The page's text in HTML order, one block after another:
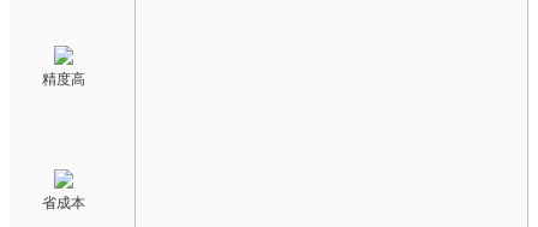
精度高
省成本